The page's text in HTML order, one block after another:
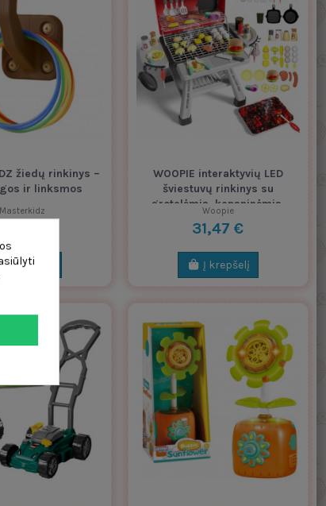
žiedų rinkinys –
ir linksmos
Masterkidz
Į krepšelį
WOOPIE interaktyvių LED
šviestuvų rinkinys su
grotelėmis, kepsninėmis,
sodo virtuvei,...
Woopie
31,47 €
Į krepšelį